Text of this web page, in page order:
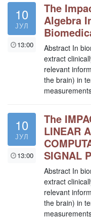
10
ЈУЛ
13:00
The
Algebra
Abstract In
extract
relevant
the brain) in
10
ЈУЛ
13:00
The
LINEAR
SIGNAL
Abstract In
extract
relevant
the brain) in